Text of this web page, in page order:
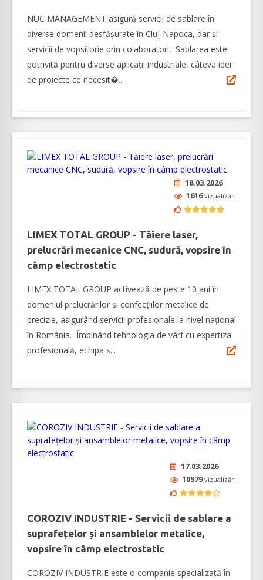
NUC MANAGEMENT asigură servicii de sablare în
diverse domenii desfășurate în Cluj-Napoca, dar şi
servicii de vopsitorie prin colaboratori. Sablarea este
potrivită pentru diverse aplicaţii industriale, câteva idei
de proiecte ce necesit�...
18.03.2026
1616vizualizări
LIMEX TOTAL GROUP - Tăiere laser,
prelucrări mecanice CNC, sudură, vopsire în
câmp electrostatic
LIMEX TOTAL GROUP activează de peste 10 ani în
domeniul prelucrărilor şi confecţiilor metalice de
precizie, asigurând servicii profesionale la nivel naţional
în România. Îmbinând tehnologia de vârf cu expertiza
profesională, echipa s...
17.03.2026
10579vizualizări
COROZIV INDUSTRIE - Servicii de sablare a
suprafețelor și ansamblelor metalice,
vopsire în câmp electrostatic
COROZIV INDUSTRIE este o companie specializată în